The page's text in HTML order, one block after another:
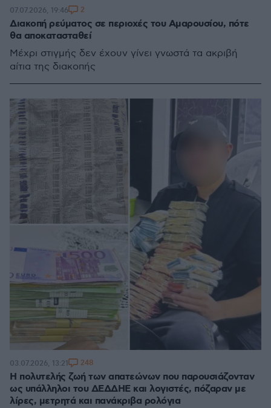
Διακοπή ρεύματος σε περιοχές του Αμαρουσίου, πότε
θα αποκατασταθεί
Μέχρι στιγμής δεν έχουν γίνει γνωστά τα ακριβή
αίτια της διακοπής
07.07.2026, 19:46 2
Η πολυτελής ζωή των απατεώνων που παρουσιάζονταν
ως υπάλληλοι του ΔΕΔΔΗΕ και λογιστές, πόζαραν με
λίρες, μετρητά και πανάκριβα ρολόγια
03.07.2026, 13:21 248